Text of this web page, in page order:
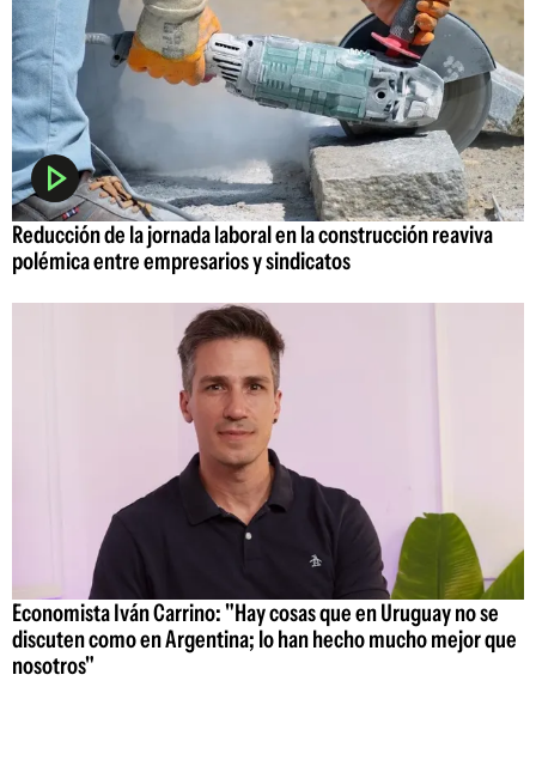
Reducción de la jornada laboral en la construcción reaviva
polémica entre empresarios y sindicatos
Economista Iván Carrino: "Hay cosas que en Uruguay no se
discuten como en Argentina; lo han hecho mucho mejor que
nosotros"